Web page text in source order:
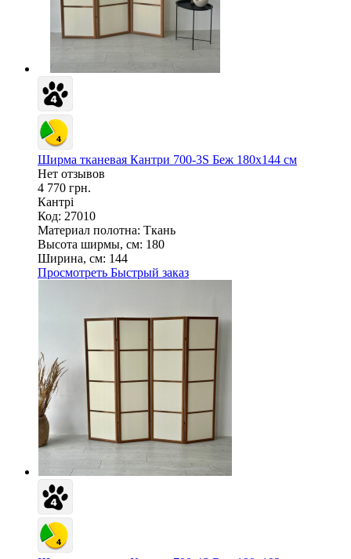
Ширма тканевая Кантри 700-3S Беж 180х144 см
Нет отзывов
4 770 грн.
Кантрі
Код: 27010
Материал полотна: Ткань
Высота ширмы, см: 180
Ширина, см: 144
Просмотреть Быстрый заказ